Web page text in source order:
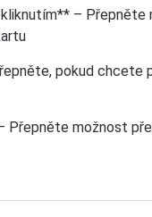
– Přepněte
pokud chcete
Přepněte možnost